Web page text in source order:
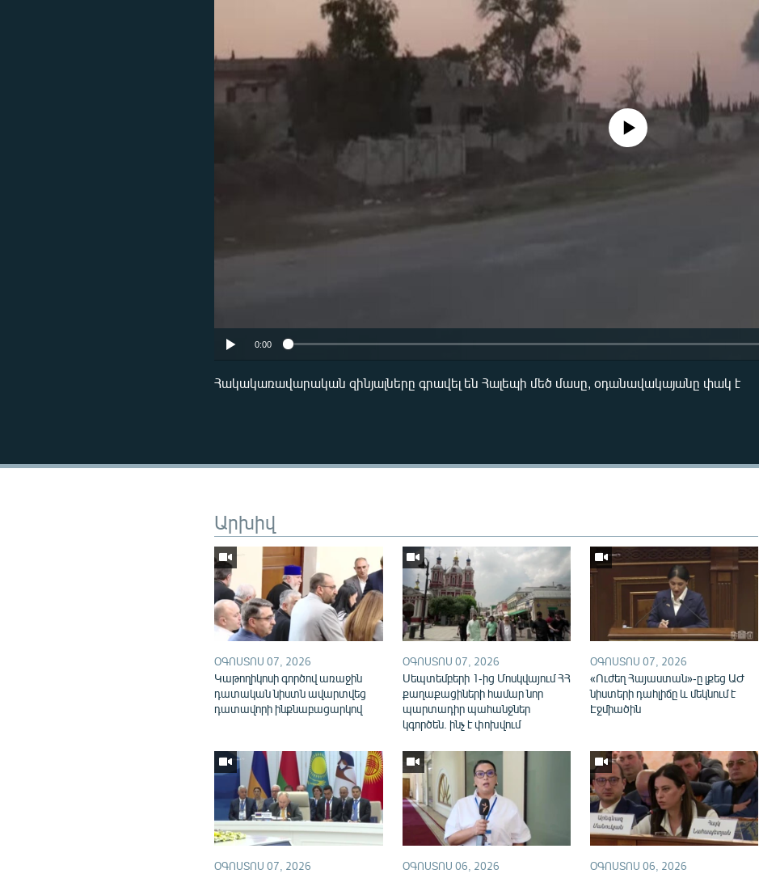
Auto 240p 360p
720p 1080p
No media source currently available
0:00
Հակակառավարական զինյալները գրավել են Հալեպի մեծ մասը, օդանավակայանը փակ է
Արխիվ
ՕԳՈՍՏՈՍ 07, 2026
Կաթողիկոսի գործով առաջին
դատական նիստն ավարտվեց
դատավորի ինքնաբացարկով
ՕԳՈՍՏՈՍ 07, 2026
Սեպտեմբերի 1-ից Մոսկվայում ՀՀ
քաղաքացիների համար նոր
պարտադիր պահանջներ
կգործեն. ինչ է փոխվում
ՕԳՈՍՏՈՍ 07, 2026
«Ուժեղ Հայաստան»-ը լքեց ԱԺ
նիստերի դահլիճը և մեկնում է
Էջմիածին
ՕԳՈՍՏՈՍ 07, 2026 ՕԳՈՍՏՈՍ 06, 2026 ՕԳՈՍՏՈՍ 06, 2026